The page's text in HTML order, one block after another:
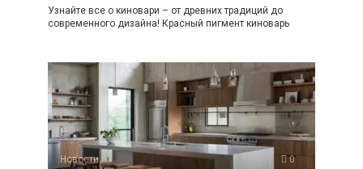
Узнайте все о киновари – от древних традиций до
современного дизайна! Красный пигмент киноварь
Новости 0